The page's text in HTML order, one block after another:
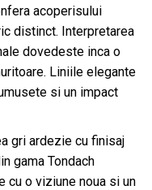
acoperisului
distinct. Interpretarea
dovedeste inca o
Liniile elegante
si un impact
gri ardezie cu finisaj
gama Tondach
cu o viziune noua si un